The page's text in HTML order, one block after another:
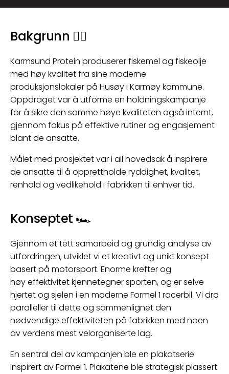
Bakgrunn ✍🏼
Karmsund Protein produserer fiskemel og fiskeolje
med høy kvalitet fra sine moderne
produksjonslokaler på Husøy i Karmøy kommune.
Oppdraget var å utforme en holdningskampanje
for å sikre den samme høye kvaliteten også internt,
gjennom fokus på effektive rutiner og engasjement
blant de ansatte.
Målet med prosjektet var i all hovedsak å inspirere
de ansatte til å opprettholde ryddighet, kvalitet,
renhold og vedlikehold i fabrikken til enhver tid.
Konseptet 🏎
Gjennom et tett samarbeid og grundig analyse av
utfordringen, utviklet vi et kreativt og unikt konsept
basert på motorsport. Enorme krefter og
høy effektivitet kjennetegner sporten, og er selve
hjertet og sjelen i en moderne Formel 1 racerbil. Vi dro
paralleller til dette og sammenlignet den
nødvendige effektiviteten på fabrikken med noen
av verdens mest velorganiserte lag.
En sentral del av kampanjen ble en plakatserie
inspirert av Formel 1. Plakatene ble strategisk plassert